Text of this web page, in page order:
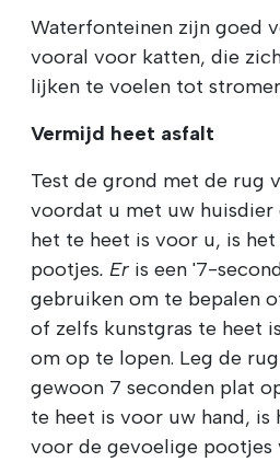
Waterfonteinen zijn goed
vooral voor katten, die
lijken te voelen tot
Vermijd heet asfalt
Test de grond met de rug
voordat u met uw huisdier
het te heet is voor u, is
pootjes. Er is een '7-
gebruiken om te bepalen
of zelfs kunstgras te heet
om op te lopen. Leg de
gewoon 7 seconden plat
te heet is voor uw hand, is
voor de gevoelige pootjes